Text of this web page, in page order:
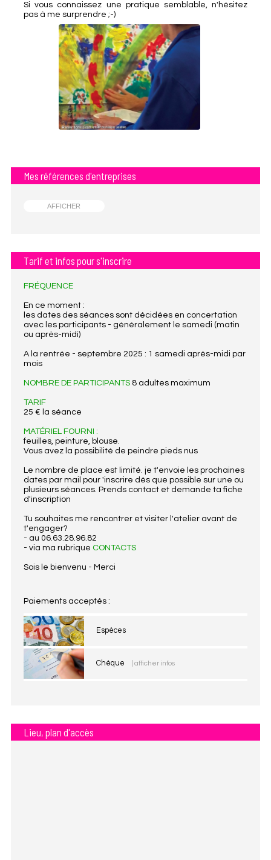
Si vous connaissez une pratique semblable, n'hésitez
pas à me surprendre ;-)
Mes références d'entreprises
AFFICHER
Tarif et infos pour s'inscrire
FRÉQUENCE
En ce moment :
les dates des séances sont décidées en concertation
avec les participants - généralement le samedi (matin
ou après-midi)
A la rentrée - septembre 2025 : 1 samedi après-midi par
mois
NOMBRE DE PARTICIPANTS 8 adultes maximum
TARIF
25 € la séance
MATÉRIEL FOURNI :
feuilles, peinture, blouse.
Vous avez la possibilité de peindre pieds nus
Le nombre de place est limité. je t'envoie les prochaines
dates par mail pour 'inscrire dès que possible sur une ou
plusieurs séances. Prends contact et demande ta fiche
d'inscription
Tu souhaites me rencontrer et visiter l'atelier avant de
t'engager?
- au 06.63.28.96.82
- via ma rubrique CONTACTS
Sois le bienvenu - Merci
Paiements acceptés :
Espèces
Chèque | afficher infos
Lieu, plan d'accès